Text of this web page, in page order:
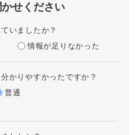
せください
いましたか？
情報が足りなかった
かりやすかったですか？
普通